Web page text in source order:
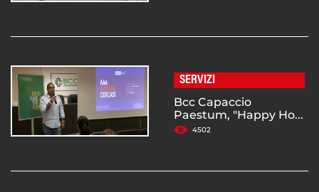
SERVIZI
Bcc Capaccio
Paestum, "Happy Ho...
4502